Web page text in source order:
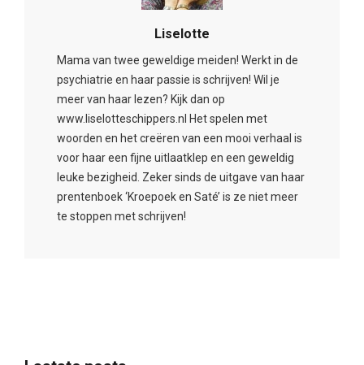
Liselotte
Mama van twee geweldige meiden! Werkt in de
psychiatrie en haar passie is schrijven! Wil je
meer van haar lezen? Kijk dan op
www.liselotteschippers.nl Het spelen met
woorden en het creëren van een mooi verhaal is
voor haar een fijne uitlaatklep en een geweldig
leuke bezigheid. Zeker sinds de uitgave van haar
prentenboek ‘Kroepoek en Saté’ is ze niet meer
te stoppen met schrijven!